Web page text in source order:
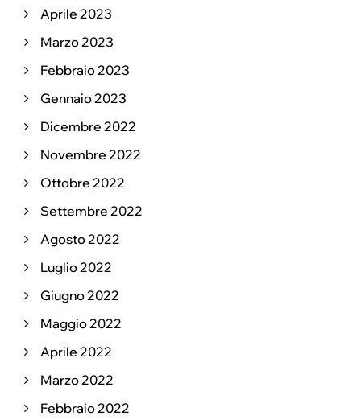
Aprile 2023
Marzo 2023
Febbraio 2023
Gennaio 2023
Dicembre 2022
Novembre 2022
Ottobre 2022
Settembre 2022
Agosto 2022
Luglio 2022
Giugno 2022
Maggio 2022
Aprile 2022
Marzo 2022
Febbraio 2022